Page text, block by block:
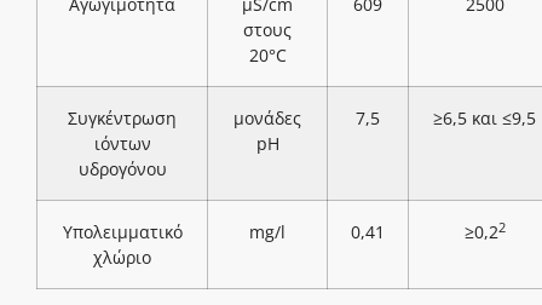
στους
20°C
Συγκέντρωση
ιόντων
υδρογόνου
μονάδες
pH
7,5 ≥6,5 και ≤9,5
Υπολειμματικό
χλώριο
mg/l 0,41 ≥0,22